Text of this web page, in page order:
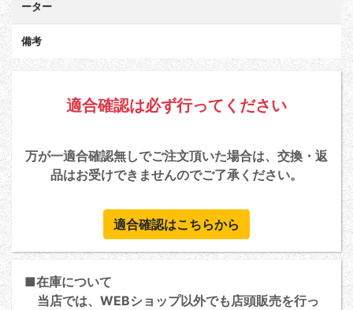
ーター
備考
適合確認は必ず行ってください
万が一適合確認無しでご注文頂いた場合は、交換・返
品はお受けできませんのでご了承ください。
適合確認はこちらから
■在庫について
当店では、WEBショップ以外でも店頭販売を行っ